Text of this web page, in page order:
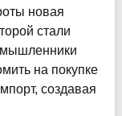
новая
стали
на покупке
создавая